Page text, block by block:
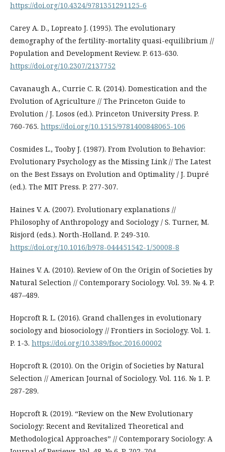
https://doi.org/10.4324/9781351291125-6
Carey A. D., Lopreato J. (1995). The evolutionary
demography of the fertility-mortality quasi-equilibrium //
Population and Development Review. P. 613-630.
https://doi.org/10.2307/2137752
Cavanaugh A., Currie C. R. (2014). Domestication and the
Evolution of Agriculture // The Princeton Guide to
Evolution / J. Losos (ed.). Princeton University Press. P.
760-765. https://doi.org/10.1515/9781400848065-106
Cosmides L., Tooby J. (1987). From Evolution to Behavior:
Evolutionary Psychology as the Missing Link // The Latest
on the Best Essays on Evolution and Optimality / J. Dupré
(ed.). The MIT Press. P. 277-307.
Haines V. A. (2007). Evolutionary explanations //
Philosophy of Anthropology and Sociology / S. Turner, M.
Risjord (eds.). North-Holland. P. 249-310.
https://doi.org/10.1016/b978-044451542-1/50008-8
Haines V. A. (2010). Review of On the Origin of Societies by
Natural Selection // Contemporary Sociology. Vol. 39. № 4. P.
487–489.
Hopcroft R. L. (2016). Grand challenges in evolutionary
sociology and biosociology // Frontiers in Sociology. Vol. 1.
P. 1-3. https://doi.org/10.3389/fsoc.2016.00002
Hopcroft R. (2010). On the Origin of Societies by Natural
Selection // American Journal of Sociology. Vol. 116. № 1. P.
287-289.
Hopcroft R. (2019). “Review on the New Evolutionary
Sociology: Recent and Revitalized Theoretical and
Methodological Approaches” // Contemporary Sociology: A